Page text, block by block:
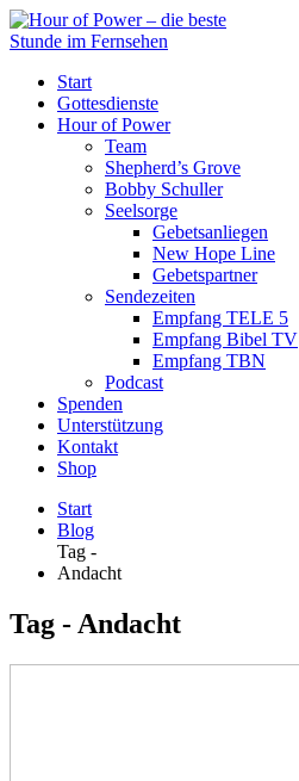
Start
Gottesdienste
Hour of Power
Team
Shepherd’s Grove
Bobby Schuller
Seelsorge
Gebetsanliegen
New Hope Line
Gebetspartner
Sendezeiten
Empfang TELE 5
Empfang Bibel TV
Empfang TBN
Podcast
Spenden
Unterstützung
Kontakt
Shop
Start
Blog
Tag -
Andacht
Tag - Andacht